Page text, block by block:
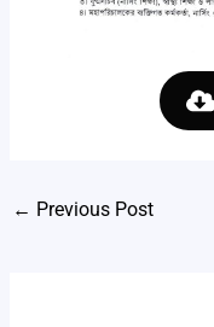
← Previous Post